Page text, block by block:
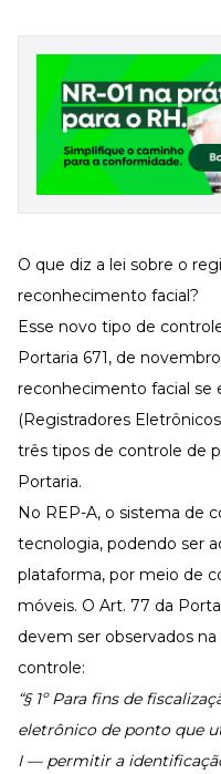
O que diz a lei sobre o
reconhecimento facial?
Esse novo tipo de
Portaria 671, de
reconhecimento facial se
(Registradores
três tipos de controle de
Portaria.
No REP-A, o sistema de
tecnologia, podendo ser
plataforma, por meio de
móveis. O Art. 77 da
devem ser observados
controle:
“§ 1º Para fins de
eletrônico de ponto que
I — permitir a